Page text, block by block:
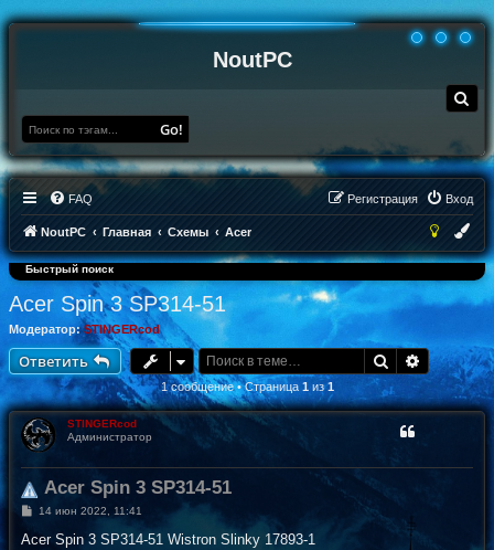
NoutPC
о
Go!
FAQ Вход
Регистрация
NoutPC Главная Схемы Acer
Быстрый поиск
Acer Spin 3 SP314-51
Модератор: STINGERcod
Ответить Поиск
1 сообщение • Страница 1из1
STINGERcod
Администратор
Acer Spin 3 SP314-51
С
о
14 июн 2022, 11:41
Acer Spin 3 SP314-51 Wistron Slinky 17893-1